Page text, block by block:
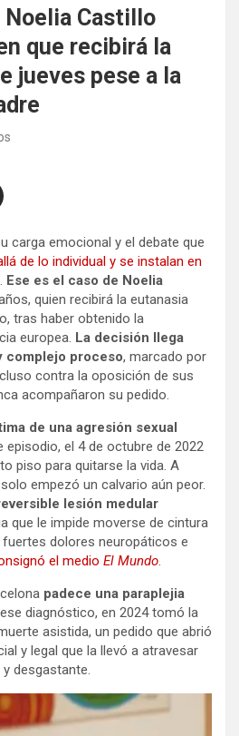
Castillo
que recibirá la
jueves pese a la
carga emocional y el debate que
de lo individual y se instalan en
Ese es el caso de Noelia
quien recibirá la eutanasia
tras haber obtenido la
europea. La decisión llega
complejo proceso, marcado por
contra la oposición de sus
acompañaron su pedido.
de una agresión sexual
episodio, el 4 de octubre de 2022
piso para quitarse la vida. A
empezó un calvario aún peor.
lesión medular
que le impide moverse de cintura
dolores neuropáticos e
el medio El Mundo
padece una paraplejia
diagnóstico, en 2024 tomó la
asistida, un pedido que abrió
y legal que la llevó a atravesar
desgastante.